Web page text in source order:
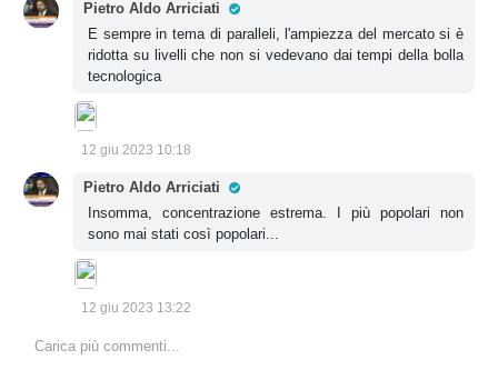
Pietro Aldo Arriciati
E sempre in tema di paralleli, l'ampiezza del mercato si è
ridotta su livelli che non si vedevano dai tempi della bolla
tecnologica
12 giu 2023 10:18
Pietro Aldo Arriciati
Insomma, concentrazione estrema. I più popolari non
sono mai stati così popolari...
12 giu 2023 13:22
Carica più commenti...